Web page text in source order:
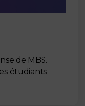
de MBS.
étudiants